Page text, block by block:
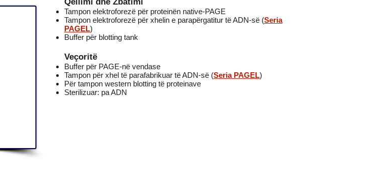
Tampon elektroforezë për proteinën native-PAGE
Tampon elektroforezë për xhelin e parapërgatitur të ADN-së (Seria
PAGEL)
Buffer për blotting tank
Veçoritë
Buffer për PAGE-në vendase
Tampon për xhel të parafabrikuar të ADN-së (Seria PAGEL)
Për tampon western blotting të proteinave
Sterilizuar: pa ADN